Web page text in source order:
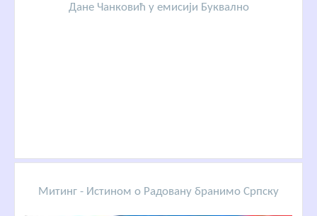
Дане Чанковић у емисији Буквално
Митинг - Истином о Радовану бранимо Српску